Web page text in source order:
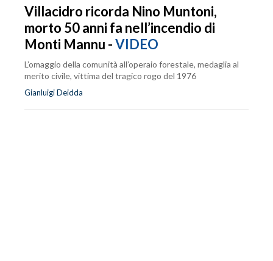
Villacidro ricorda Nino Muntoni,
morto 50 anni fa nell’incendio di
Monti Mannu -VIDEO
L’omaggio della comunità all’operaio forestale, medaglia al
merito civile, vittima del tragico rogo del 1976
Gianluigi Deidda